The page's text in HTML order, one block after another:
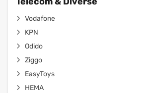
Vodafone
KPN
Odido
Ziggo
EasyToys
HEMA